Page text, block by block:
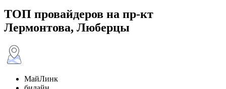
ТОП провайдеров на пр-кт
Лермонтова, Люберцы
МайЛинк